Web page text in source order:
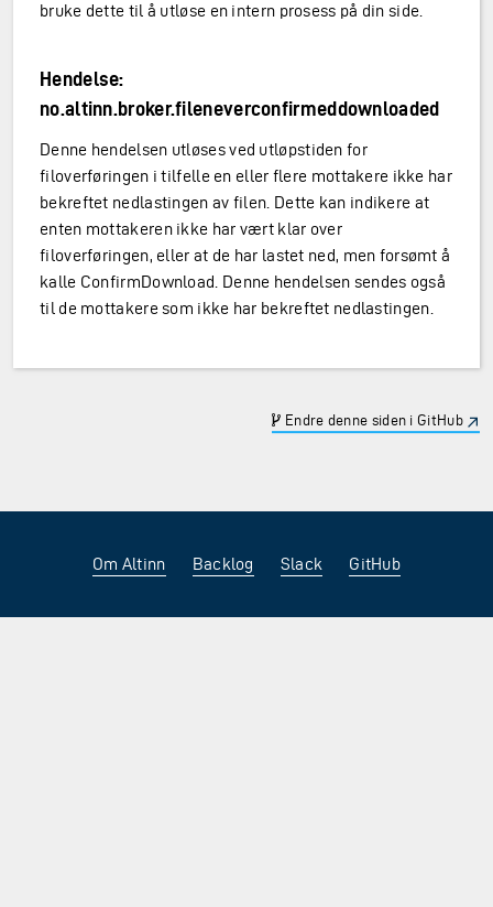
bruke dette til å utløse en intern prosess på din side.
Hendelse:
no.altinn.broker.fileneverconfirmeddownloaded
Denne hendelsen utløses ved utløpstiden for
filoverføringen i tilfelle en eller flere mottakere ikke har
bekreftet nedlastingen av filen. Dette kan indikere at
enten mottakeren ikke har vært klar over
filoverføringen, eller at de har lastet ned, men forsømt å
kalle ConfirmDownload. Denne hendelsen sendes også
til de mottakere som ikke har bekreftet nedlastingen.
Endre denne siden i GitHub
Om Altinn Backlog Slack GitHub